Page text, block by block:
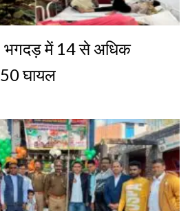
भगदड़ में 14 से अधिक
घायल